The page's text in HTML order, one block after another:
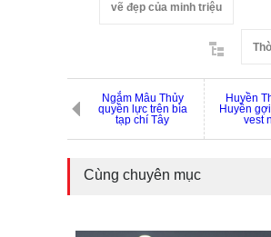
vẽ đẹp của minh triệu
Ngắm Mâu Thủy
quyền lực trên bìa
tạp chí Tây
Huyền
Huyền
vest
Cùng chuyên mục